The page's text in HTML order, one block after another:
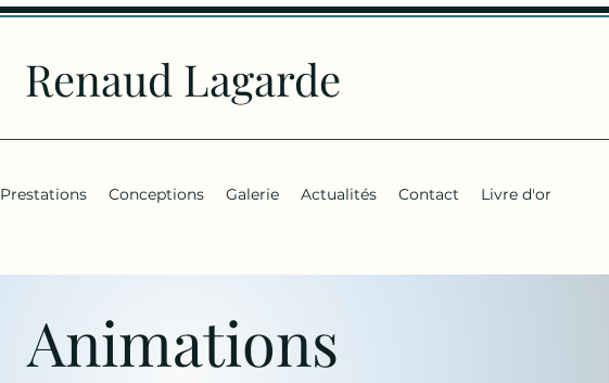
Renaud Lagarde
Prestations Conceptions Galerie Actualités Contact Livre d'or
Animations